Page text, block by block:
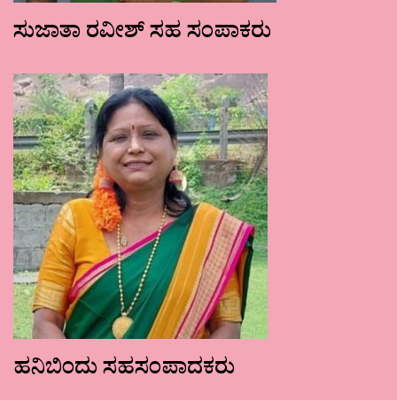
ಸುಜಾತಾ ರವೀಶ್ ಸಹ ಸಂಪಾಕರು
ಹನಿಬಿಂದು ಸಹಸಂಪಾದಕರು